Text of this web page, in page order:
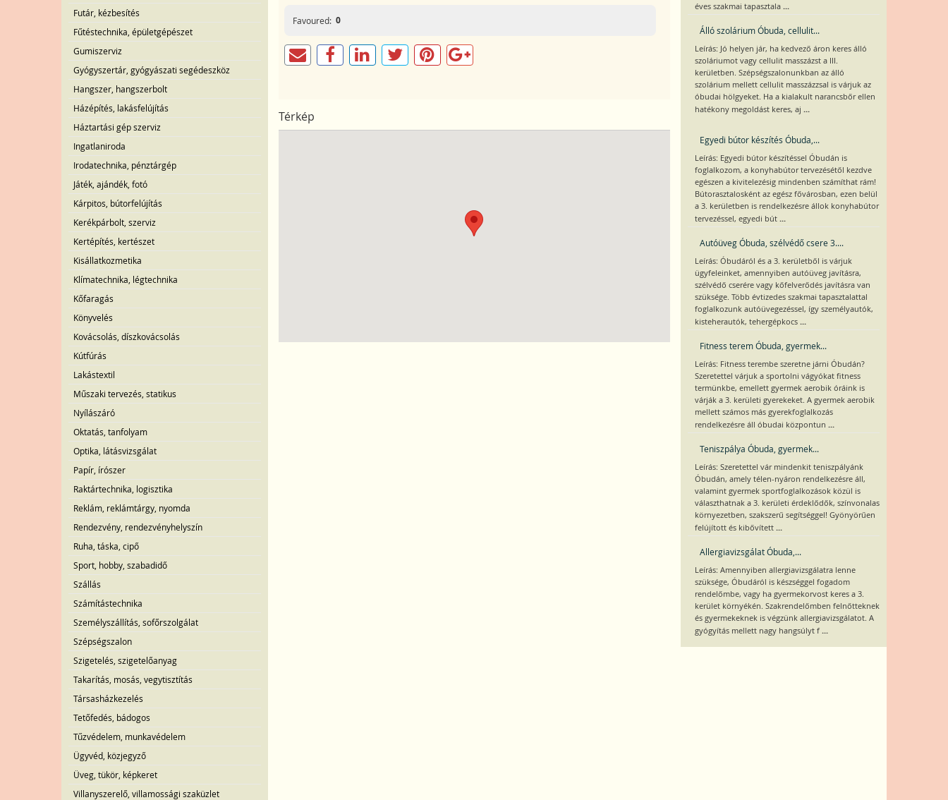
Futár, kézbesítés
Fűtéstechnika, épületgépészet
Gumiszerviz
Gyógyszertár, gyógyászati segédeszköz
Hangszer, hangszerbolt
Házépítés, lakásfelújítás
Háztartási gép szerviz
Ingatlaniroda
Irodatechnika, pénztárgép
Játék, ajándék, fotó
Kárpitos, bútorfelújítás
Kerékpárbolt, szerviz
Kertépítés, kertészet
Kisállatkozmetika
Klímatechnika, légtechnika
Kőfaragás
Könyvelés
Kovácsolás, díszkovácsolás
Kútfúrás
Lakástextil
Műszaki tervezés, statikus
Nyílászáró
Oktatás, tanfolyam
Optika, látásvizsgálat
Papír, írószer
Raktártechnika, logisztika
Reklám, reklámtárgy, nyomda
Rendezvény, rendezvényhelyszín
Ruha, táska, cipő
Sport, hobby, szabadidő
Szállás
Számítástechnika
Személyszállítás, sofőrszolgálat
Szépségszalon
Szigetelés, szigetelőanyag
Takarítás, mosás, vegytisztítás
Társasházkezelés
Tetőfedés, bádogos
Tűzvédelem, munkavédelem
Ügyvéd, közjegyző
Üveg, tükör, képkeret
Villanyszerelő, villamossági szaküzlet
Favoured: 0
Térkép
éves szakmai tapasztala ...
Álló szolárium Óbuda, cellulit...
Leírás: Jó helyen jár, ha kedvező áron keres álló
szoláriumot vagy cellulit masszázst a III.
kerületben. Szépségszalonunkban az álló
szolárium mellett cellulit masszázzsal is várjuk az
óbudai hölgyeket. Ha a kialakult narancsbőr ellen
hatékony megoldást keres, aj ...
Egyedi bútor készítés Óbuda,...
Leírás: Egyedi bútor készítéssel Óbudán is
foglalkozom, a konyhabútor tervezésétől kezdve
egészen a kivitelezésig mindenben számíthat rám!
Bútorasztalosként az egész fővárosban, ezen belül
a 3. kerületben is rendelkezésre állok konyhabútor
tervezéssel, egyedi bút ...
Autóüveg Óbuda, szélvédő csere 3....
Leírás: Óbudáról és a 3. kerületből is várjuk
ügyfeleinket, amennyiben autóüveg javításra,
szélvédő cserére vagy kőfelverődés javításra van
szüksége. Több évtizedes szakmai tapasztalattal
foglalkozunk autóüvegezéssel, így személyautók,
kisteherautók, tehergépkocs ...
Fitness terem Óbuda, gyermek...
Leírás: Fitness terembe szeretne járni Óbudán?
Szeretettel várjuk a sportolni vágyókat fitness
termünkbe, emellett gyermek aerobik óráink is
várják a 3. kerületi gyerekeket. A gyermek aerobik
mellett számos más gyerekfoglalkozás
rendelkezésre áll óbudai központun ...
Teniszpálya Óbuda, gyermek...
Leírás: Szeretettel vár mindenkit teniszpályánk
Óbudán, amely télen-nyáron rendelkezésre áll,
valamint gyermek sportfoglalkozások közül is
választhatnak a 3. kerületi érdeklődők, színvonalas
környezetben, szakszerű segítséggel! Gyönyörűen
felújított és kibővített ...
Allergiavizsgálat Óbuda,...
Leírás: Amennyiben allergiavizsgálatra lenne
szüksége, Óbudáról is készséggel fogadom
rendelőmbe, vagy ha gyermekorvost keres a 3.
kerület környékén. Szakrendelőmben felnőtteknek
és gyermekeknek is végzünk allergiavizsgálatot. A
gyógyítás mellett nagy hangsúlyt f ...